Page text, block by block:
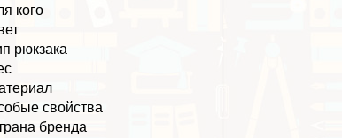
кого
рюкзака
свойства
бренда